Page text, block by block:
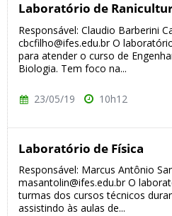
Laboratório de
Responsável: Claudio Barberini
cbcfilho@ifes.edu.br O
para atender o curso de
Biologia. Tem foco na...
23/05/19 10h12
Laboratório de Física
Responsável: Marcus Antônio
masantolin@ifes.edu.br O
turmas dos cursos técnicos
assistindo às aulas de...